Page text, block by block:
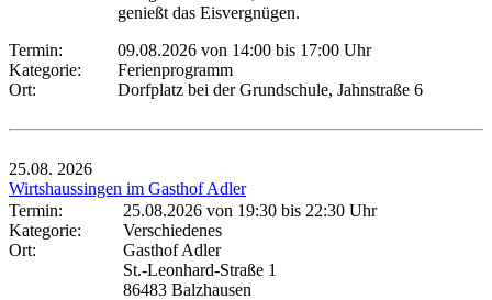
genießt das Eisvergnügen.
Termin:
09.08.2026 von 14:00 bis 17:00 Uhr
Kategorie:
Ferienprogramm
Ort:
Dorfplatz bei der Grundschule, Jahnstraße 6
25.08. 2026
Wirtshaussingen im Gasthof Adler
Termin:
25.08.2026 von 19:30 bis 22:30 Uhr
Kategorie:
Verschiedenes
Ort:
Gasthof Adler
St.-Leonhard-Straße 1
86483 Balzhausen